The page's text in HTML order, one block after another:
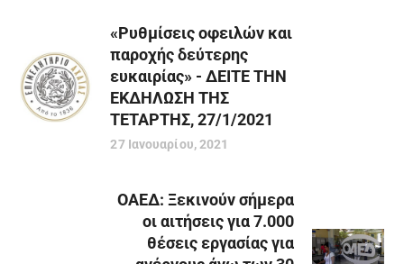
«Ρυθμίσεις οφειλών και
παροχής δεύτερης
ευκαιρίας» - ΔΕΙΤΕ ΤΗΝ
ΕΚΔΗΛΩΣΗ ΤΗΣ
ΤΕΤΑΡΤΗΣ, 27/1/2021
27 Ιανουαρίου, 2021
ΟΑΕΔ: Ξεκινούν σήμερα
οι αιτήσεις για 7.000
θέσεις εργασίας για